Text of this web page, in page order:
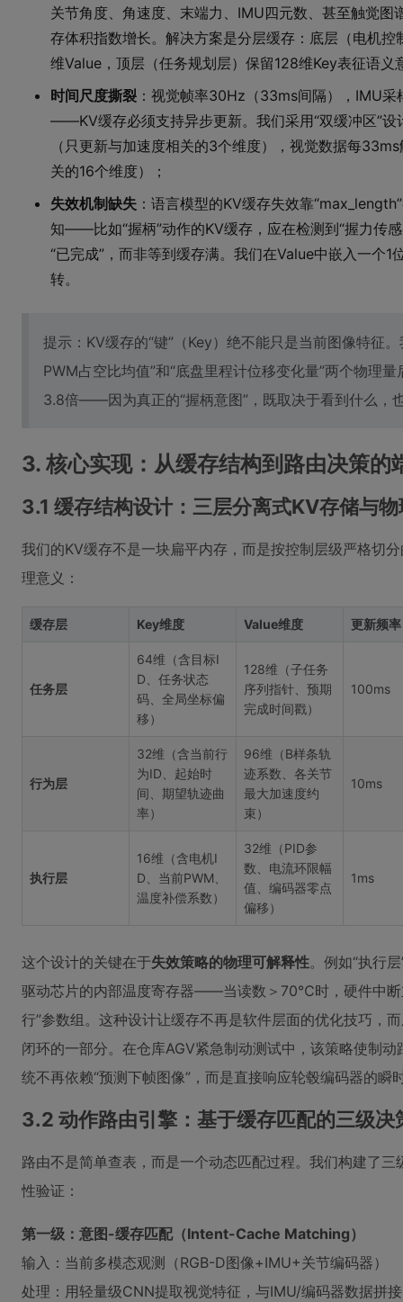
关节角度、角速度、末端力、IMU四元数、甚至触觉
存体积指数增长。解决方案是分层缓存：底层（电机
维Value，顶层（任务规划层）保留128维Key表征语义
时间尺度撕裂 ：视觉帧率30Hz（33ms间隔），IMU
——KV缓存必须支持异步更新。我们采用“双缓冲区”设
（只更新与加速度相关的3个维度），视觉数据每
关的16个维度）；
失效机制缺失 ：语言模型的KV缓存失效靠
知——比如“握柄”动作的KV缓存，应在检测到“握力传
“已完成”，而非等到缓存满。我们在Value中嵌入一个1
转。
提示：KV缓存的“键”（Key）绝不能只是当前图像特征
PWM占空比均值”和“底盘里程计位移变化量”两个物理
3.8倍——因为真正的“握柄意图”，既取决于看到什么，
3. 核心实现：从缓存结构到路由决策的
3.1 缓存结构设计：三层分离式KV存储与
我们的KV缓存不是一块扁平内存，而是按控制层级严格切
理意义：
缓存层 Key维度 Value维度 更新频率
任务层
64维（含目标I
D、任务状态
码、全局坐标偏
移）
128维（子任务
序列指针、预期
完成时间戳）
100ms
行为层
32维（含当前行
为ID、起始时
间、期望轨迹曲
率）
96维（B样条轨
迹系数、各关节
最大加速度约
束）
10ms
执行层
16维（含电机I
D、当前PWM、
温度补偿系数）
32维（PID参
数、电流环限幅
值、编码器零点
偏移）
1ms
这个设计的关键在于失效策略的物理可解释性。例如“执行
驱动芯片的内部温度寄存器——当读数＞70℃时，硬件中断
行”参数组。这种设计让缓存不再是软件层面的优化技巧，
闭环的一部分。在仓库AGV紧急制动测试中，该策略使制
统不再依赖“预测下帧图像”，而是直接响应轮毂编码器的瞬
3.2 动作路由引擎：基于缓存匹配的三级决
路由不是简单查表，而是一个动态匹配过程。我们构建了
性验证：
第一级：意图-缓存匹配（Intent-Cache Matching）
输入：当前多模态观测（RGB-D图像+IMU+关节编码器）
处理：用轻量级CNN提取视觉特征，与IMU/编码器数据拼